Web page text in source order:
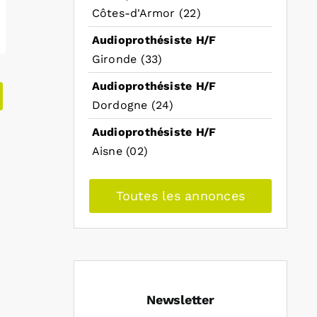
Côtes-d'Armor (22)
Audioprothésiste H/F
Gironde (33)
Audioprothésiste H/F
Dordogne (24)
Audioprothésiste H/F
Aisne (02)
Toutes les annonces
Newsletter